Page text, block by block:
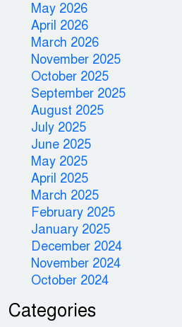
May 2026
April 2026
March 2026
November 2025
October 2025
September 2025
August 2025
July 2025
June 2025
May 2025
April 2025
March 2025
February 2025
January 2025
December 2024
November 2024
October 2024
Categories